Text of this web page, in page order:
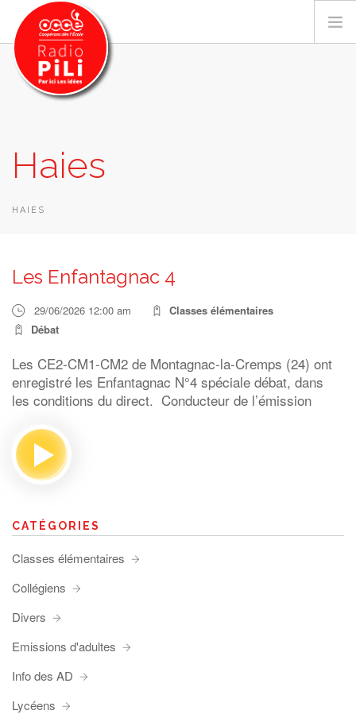
GRILLE DES PROGRAMMES
EMISSIONS / PODCASTS
RECHERCHER
Haies
HAIES
Les Enfantagnac 4
29/06/2026 12:00 am
Classes élémentaires
Débat
Les CE2-CM1-CM2 de Montagnac-la-Cremps (24) ont
enregistré les Enfantagnac N°4 spéciale débat, dans
les conditions du direct. Conducteur de l’émission
CATÉGORIES
Classes élémentaires
Collégiens
Divers
Emissions d'adultes
Info des AD
Lycéens